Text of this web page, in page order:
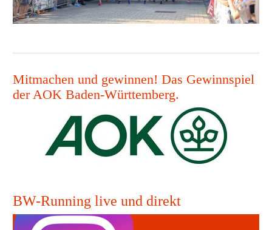
Mitmachen und gewinnen! Das Gewinnspiel
der AOK Baden-Württemberg.
BW-Running live und direkt